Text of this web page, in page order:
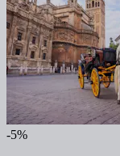
-5%